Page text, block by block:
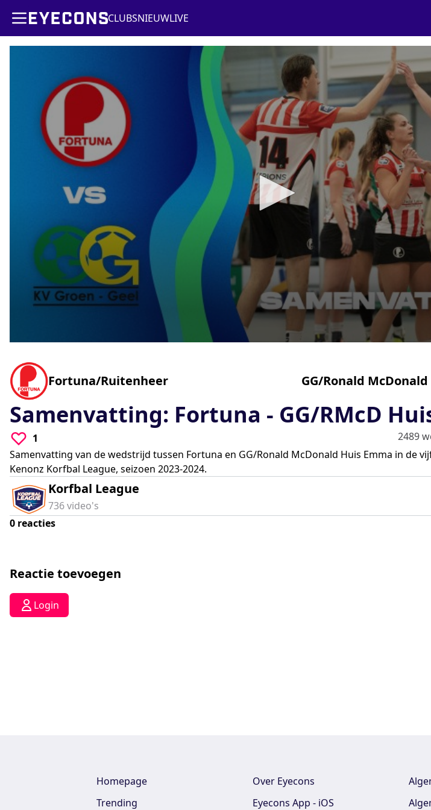
CLUBSNIEUWLIVE
of
0
secondsVolume
90%
Fortuna/Ruitenheer
- GG/Ronald
Samenvatting: Fortuna - GG/RMcD
1 2489
Samenvatting van de wedstrijd tussen Fortuna en GG/Ronald McDonald Huis Emma in de
Kenonz Korfbal League, seizoen 2023-2024.
Korfbal League
736video's
0 reacties
Reactie toevoegen
Login
Homepage
Trending
Over Eyecons
Eyecons App - iOS